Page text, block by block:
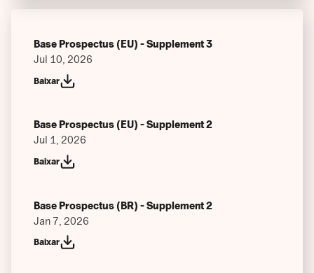
Notices
Financials
Final Terms (Current)
Final Terms (At Inception)
Issuer Specific Summaries
Authorized Participants
Base Prospectus (EU) - Supplement 3
Jul 10, 2026
Baixar
Base Prospectus (EU) - Supplement 2
Jul 1, 2026
Baixar
Base Prospectus (BR) - Supplement 2
Jan 7, 2026
Baixar